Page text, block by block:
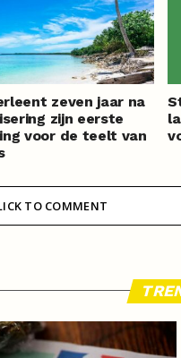
zeven jaar na
zijn eerste
voor de teelt van
TO COMMENT